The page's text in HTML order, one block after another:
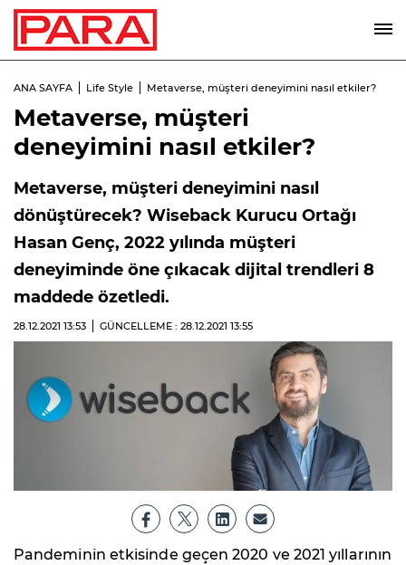
ANA SAYFA Life Style Metaverse, müşteri deneyimini nasıl etkiler?
Metaverse, müşteri
deneyimini nasıl etkiler?
Metaverse, müşteri deneyimini nasıl
dönüştürecek? Wiseback Kurucu Ortağı
Hasan Genç, 2022 yılında müşteri
deneyiminde öne çıkacak dijital trendleri 8
maddede özetledi.
28.12.2021 13:53 GÜNCELLEME : 28.12.2021 13:55
Pandeminin etkisinde geçen 2020 ve 2021 yıllarının